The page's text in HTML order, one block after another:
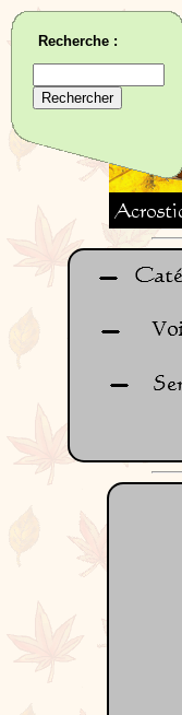
Recherche :